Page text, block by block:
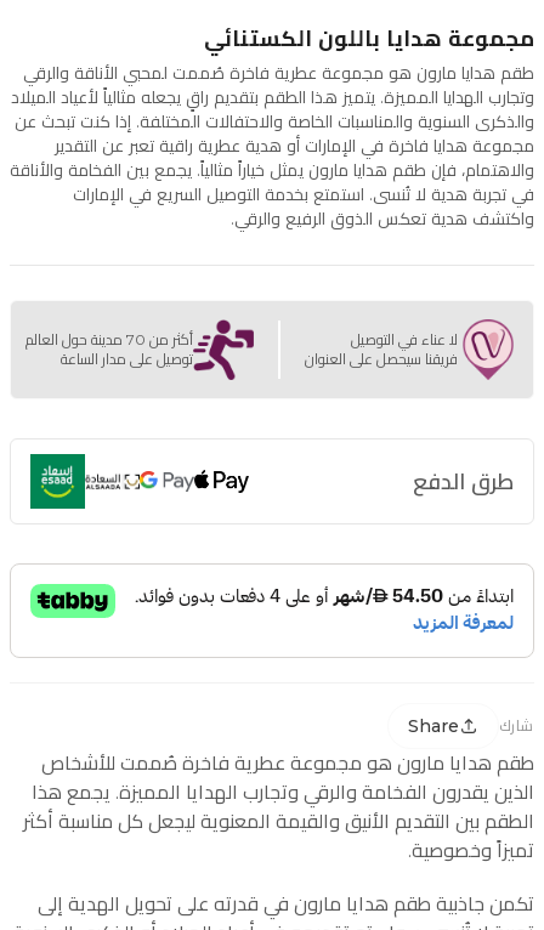
مجموعة هدايا باللون الكستنائي
طقم هدايا مارون هو مجموعة عطرية فاخرة صُممت لمحبي الأناقة والرقي
وتجارب الهدايا المميزة. يتميز هذا الطقم بتقديم راقٍ يجعله مثالياً لأعياد الميلاد
والذكرى السنوية والمناسبات الخاصة والاحتفالات المختلفة. إذا كنت تبحث عن
مجموعة هدايا فاخرة في الإمارات أو هدية عطرية راقية تعبر عن التقدير
والاهتمام، فإن طقم هدايا مارون يمثل خياراً مثالياً. يجمع بين الفخامة والأناقة
في تجربة هدية لا تُنسى. استمتع بخدمة التوصيل السريع في الإمارات
واكتشف هدية تعكس الذوق الرفيع والرقي.
لا عناء في التوصيل
فريقنا سيحصل على العنوان
أكثر من 70 مدينة حول العالم
توصيل على مدار الساعة
طرق الدفع
شارك Share
طقم هدايا مارون هو مجموعة عطرية فاخرة صُممت للأشخاص
الذين يقدرون الفخامة والرقي وتجارب الهدايا المميزة. يجمع هذا
الطقم بين التقديم الأنيق والقيمة المعنوية ليجعل كل مناسبة أكثر
تميزاً وخصوصية.
تكمن جاذبية طقم هدايا مارون في قدرته على تحويل الهدية إلى